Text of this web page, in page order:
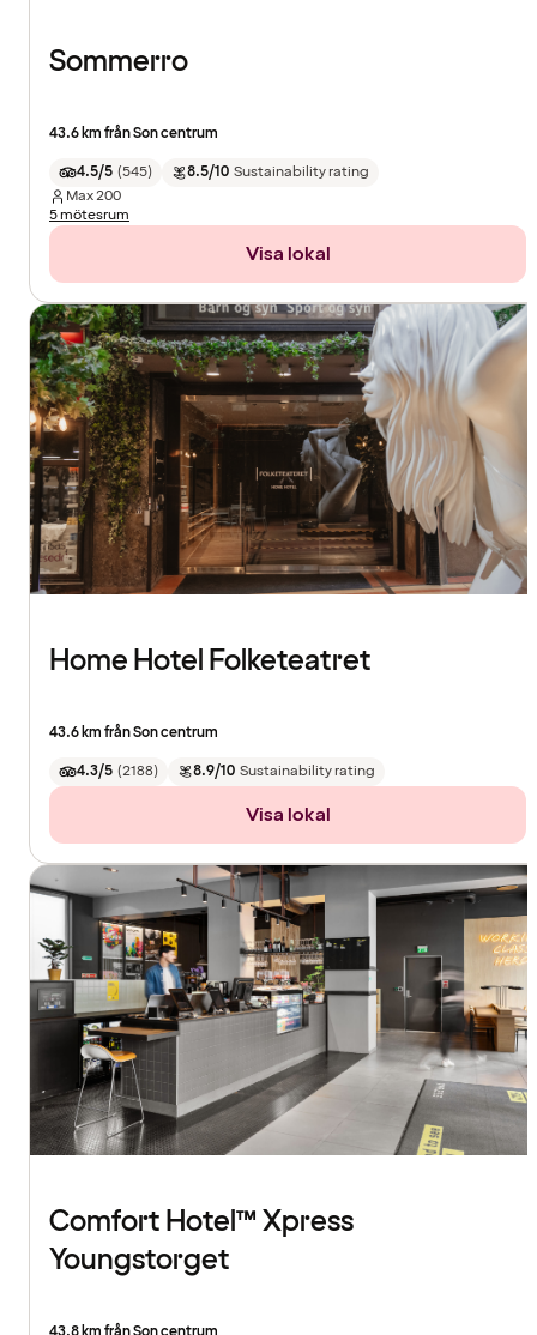
Sommerro
43.6 km från Son centrum
4.5/5 (545) 8.5/10 Sustainability rating
Max200
5 mötesrum
Visa lokal
Home Hotel Folketeatret
43.6 km från Son centrum
4.3/5 (2188) 8.9/10 Sustainability rating
Visa lokal
Comfort Hotel™ Xpress
Youngstorget